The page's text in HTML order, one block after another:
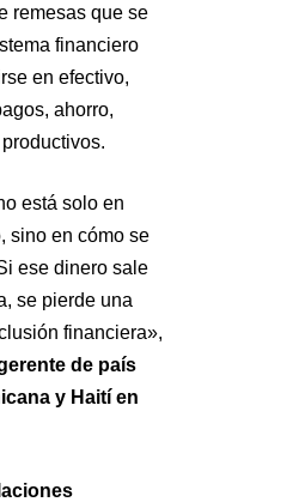
remesas que se
financiero
en efectivo,
ahorro,
está solo en
sino en cómo se
ese dinero sale
se pierde una
financiera»,
de país
y Haití en